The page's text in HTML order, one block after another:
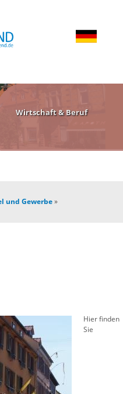
Wirtschaft & Beruf
und Gewerbe»
Hier finden
Sie